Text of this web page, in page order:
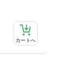
カートへ